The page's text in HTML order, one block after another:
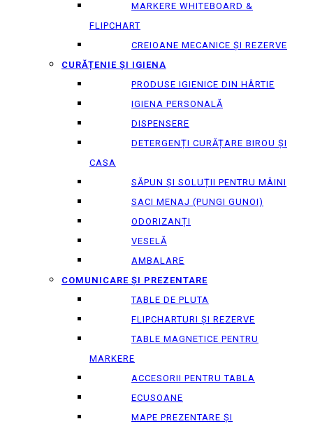
MARKERE WHITEBOARD &
FLIPCHART
CREIOANE MECANICE ȘI REZERVE
CURĂȚENIE ȘI IGIENA
PRODUSE IGIENICE DIN HÂRTIE
IGIENA PERSONALĂ
DISPENSERE
DETERGENȚI CURĂȚARE BIROU ȘI
CASA
SĂPUN ȘI SOLUȚII PENTRU MÂINI
SACI MENAJ (PUNGI GUNOI)
ODORIZANȚI
VESELĂ
AMBALARE
COMUNICARE ȘI PREZENTARE
TABLE DE PLUTA
FLIPCHARTURI ȘI REZERVE
TABLE MAGNETICE PENTRU
MARKERE
ACCESORII PENTRU TABLA
ECUSOANE
MAPE PREZENTARE ȘI